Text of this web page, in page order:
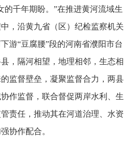
的千年期盼。”在推进黄河流域生
，沿黄九省（区）纪检监察机关
游“豆腐腰”段的河南省濮阳市台
，隔河相望，地理相邻，生态相
监督壁垒，凝聚监督合力，两县
作监督，联合督促两岸水利、生
责任，推动其在河道治理、水资
协作配合。